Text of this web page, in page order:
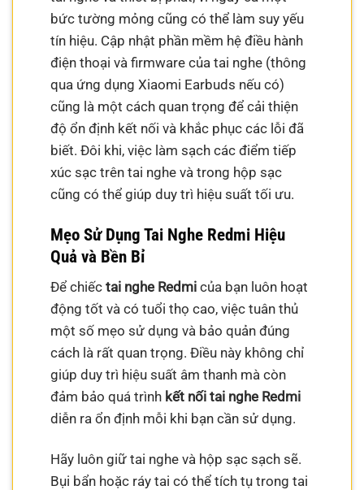
bức tường mỏng cũng có thể làm suy yếu
tín hiệu. Cập nhật phần mềm hệ điều hành
điện thoại và firmware của tai nghe (thông
qua ứng dụng Xiaomi Earbuds nếu có)
cũng là một cách quan trọng để cải thiện
độ ổn định kết nối và khắc phục các lỗi đã
biết. Đôi khi, việc làm sạch các điểm tiếp
xúc sạc trên tai nghe và trong hộp sạc
cũng có thể giúp duy trì hiệu suất tối ưu.
Mẹo Sử Dụng Tai Nghe Redmi Hiệu
Quả và Bền Bỉ
Để chiếctai nghe Redmi của bạn luôn hoạt
động tốt và có tuổi thọ cao, việc tuân thủ
một số mẹo sử dụng và bảo quản đúng
cách là rất quan trọng. Điều này không chỉ
giúp duy trì hiệu suất âm thanh mà còn
đảm bảo quá trình kết nối tai nghe Redmi
diễn ra ổn định mỗi khi bạn cần sử dụng.
Hãy luôn giữ tai nghe và hộp sạc sạch sẽ.
Bụi bẩn hoặc ráy tai có thể tích tụ trong tai